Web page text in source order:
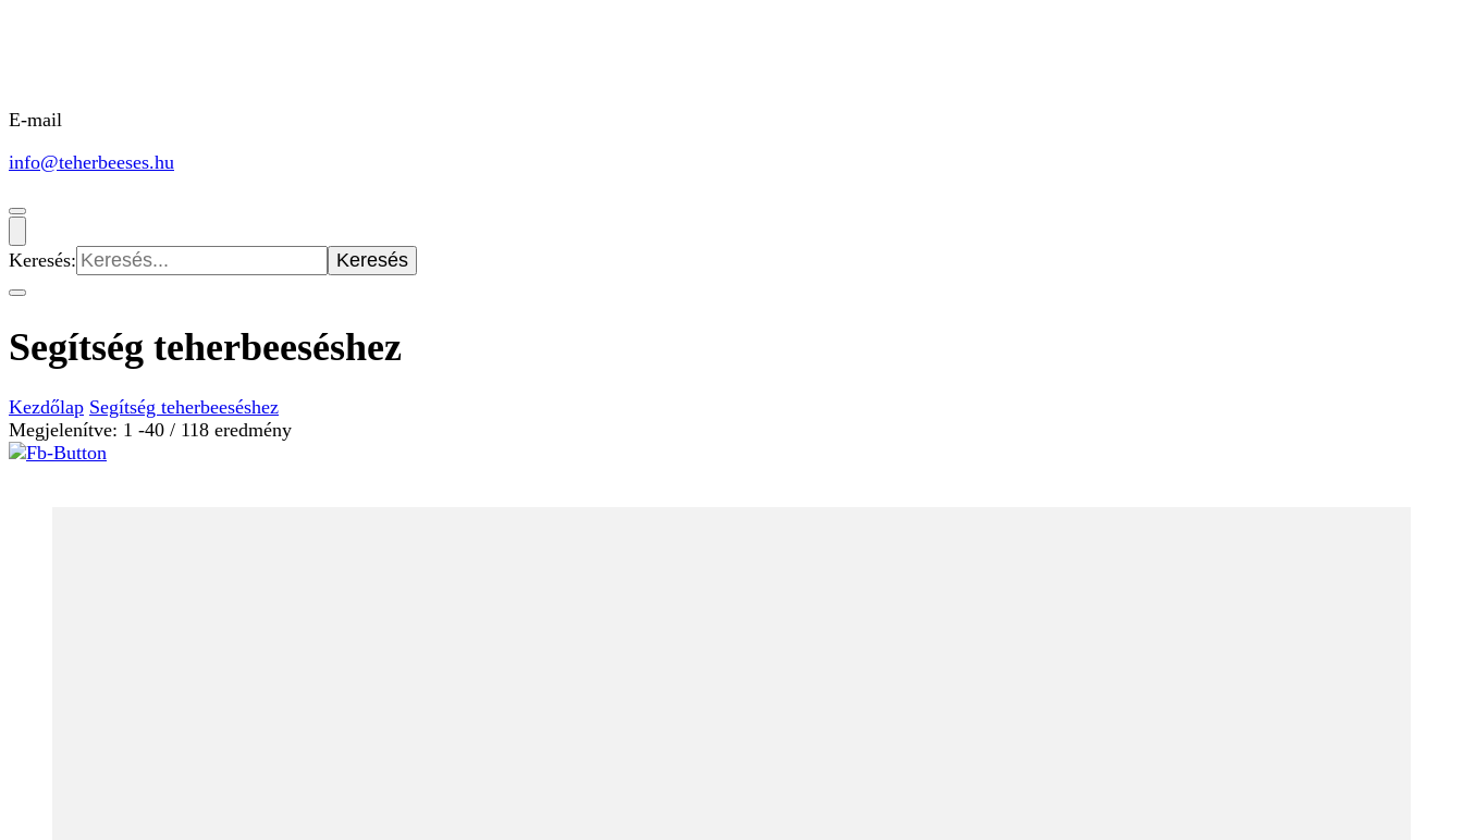
E-mail
info@teherbeeses.hu
Keresés:
Segítség teherbeeséshez
Kezdőlap Segítség teherbeeséshez
Megjelenítve: 1 -40 / 118 eredmény